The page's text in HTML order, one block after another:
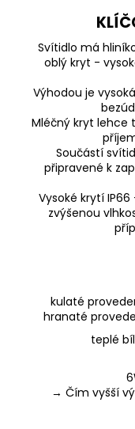
Svítidlo má
oblý kryt -
Výhodou je
Mléčný kryt
Součástí
připravené k
Vysoké krytí
zvýšenou
kulaté
hranaté
teplé
→ Čím vyšší